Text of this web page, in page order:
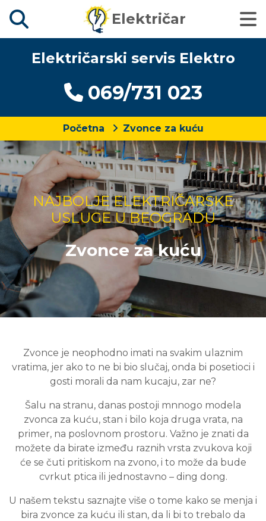
Električar
Električarski servis Elektro
069/731 023
Početna Zvonce za kuću
NAJBOLJE ELEKTRIČARSKE
USLUGE U BEOGRADU
Zvonce za kuću
Zvonce je neophodno imati na svakim ulaznim
vratima, jer ako to ne bi bio slučaj, onda bi posetioci i
gosti morali da nam kucaju, zar ne?
Šalu na stranu, danas postoji mnnogo modela
zvonca za kuću, stan i bilo koja druga vrata, na
primer, na poslovnom prostoru. Važno je znati da
možete da birate između raznih vrsta zvukova koji
će se čuti pritiskom na zvono, i to može da bude
cvrkut ptica ili jednostavno – ding dong.
U našem tekstu saznajte više o tome kako se menja i
bira zvonce za kuću ili stan, da li bi to trebalo da